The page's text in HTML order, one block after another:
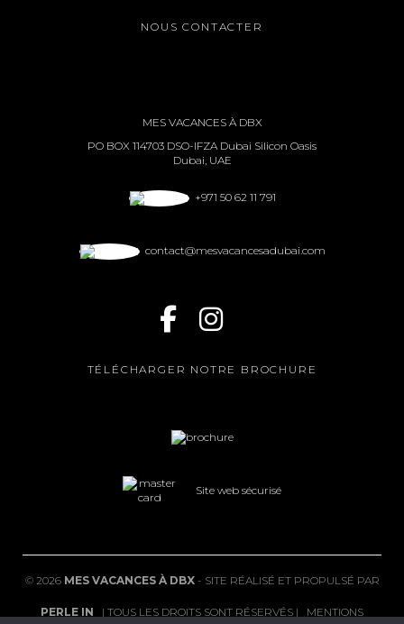
NOUS CONTACTER
MES VACANCES À DBX
PO BOX 114703 DSO-IFZA Dubai Silicon Oasis
Dubai, UAE
+971 50 62 11 791
contact@mesvacancesadubai.com
TÉLÉCHARGER NOTRE BROCHURE
Site web sécurisé
© 2026 MES VACANCES À DBX- SITE RÉALISÉ ET PROPULSÉ PAR
PERLE IN | TOUS LES DROITS SONT RÉSERVÉS | MENTIONS